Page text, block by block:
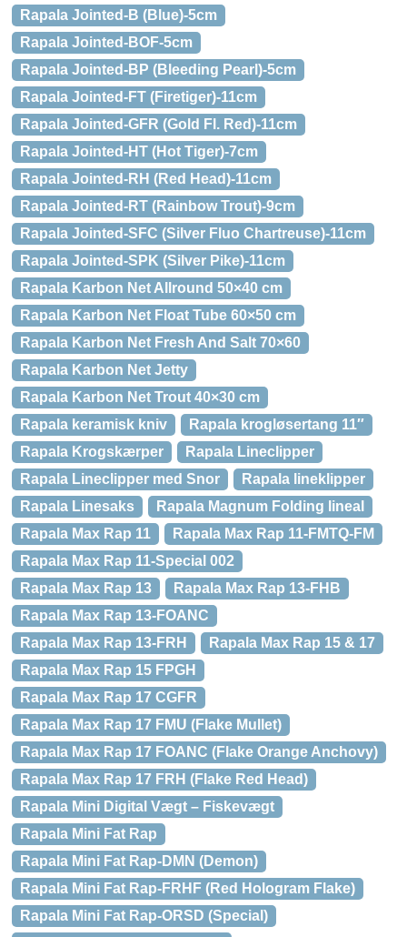
Rapala Jointed-B (Blue)-5cm
Rapala Jointed-BOF-5cm
Rapala Jointed-BP (Bleeding Pearl)-5cm
Rapala Jointed-FT (Firetiger)-11cm
Rapala Jointed-GFR (Gold Fl. Red)-11cm
Rapala Jointed-HT (Hot Tiger)-7cm
Rapala Jointed-RH (Red Head)-11cm
Rapala Jointed-RT (Rainbow Trout)-9cm
Rapala Jointed-SFC (Silver Fluo Chartreuse)-11cm
Rapala Jointed-SPK (Silver Pike)-11cm
Rapala Karbon Net Allround 50×40 cm
Rapala Karbon Net Float Tube 60×50 cm
Rapala Karbon Net Fresh And Salt 70×60
Rapala Karbon Net Jetty
Rapala Karbon Net Trout 40×30 cm
Rapala keramisk kniv
Rapala krogløsertang 11″
Rapala Krogskærper
Rapala Lineclipper
Rapala Lineclipper med Snor
Rapala lineklipper
Rapala Linesaks
Rapala Magnum Folding lineal
Rapala Max Rap 11
Rapala Max Rap 11-FMTQ-FM
Rapala Max Rap 11-Special 002
Rapala Max Rap 13
Rapala Max Rap 13-FHB
Rapala Max Rap 13-FOANC
Rapala Max Rap 13-FRH
Rapala Max Rap 15 & 17
Rapala Max Rap 15 FPGH
Rapala Max Rap 17 CGFR
Rapala Max Rap 17 FMU (Flake Mullet)
Rapala Max Rap 17 FOANC (Flake Orange Anchovy)
Rapala Max Rap 17 FRH (Flake Red Head)
Rapala Mini Digital Vægt – Fiskevægt
Rapala Mini Fat Rap
Rapala Mini Fat Rap-DMN (Demon)
Rapala Mini Fat Rap-FRHF (Red Hologram Flake)
Rapala Mini Fat Rap-ORSD (Special)